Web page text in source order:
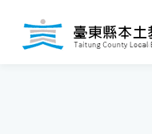
Sign in